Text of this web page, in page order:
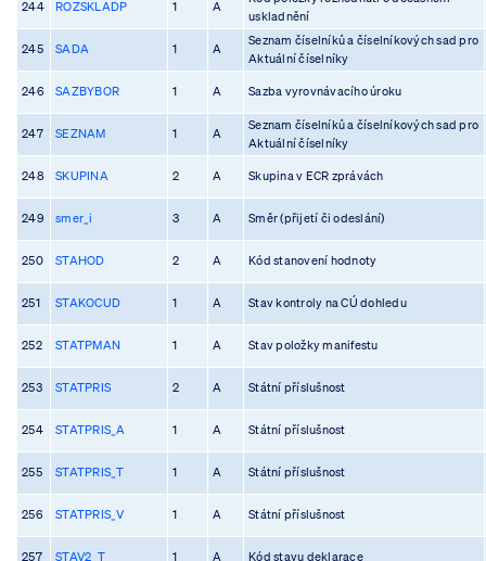
244 ROZSKLADP 1 A
uskladnění
245 SADA 1 A
Seznam číselníků a číselníkových sad pro
Aktuální číselníky
246 SAZBYBOR 1 A Sazba vyrovnávacího úroku
247 SEZNAM 1 A
Seznam číselníků a číselníkových sad pro
Aktuální číselníky
248 SKUPINA 2 A Skupina v ECR zprávách
249 smer_i 3 A Směr (přijetí či odeslání)
250 STAHOD 2 A Kód stanovení hodnoty
251 STAKOCUD 1 A Stav kontroly na CÚ dohledu
252 STATPMAN 1 A Stav položky manifestu
253 STATPRIS 2 A Státní příslušnost
254 STATPRIS_A 1 A Státní příslušnost
255 STATPRIS_T 1 A Státní příslušnost
256 STATPRIS_V 1 A Státní příslušnost
257 STAV2_T 1 A Kód stavu deklarace